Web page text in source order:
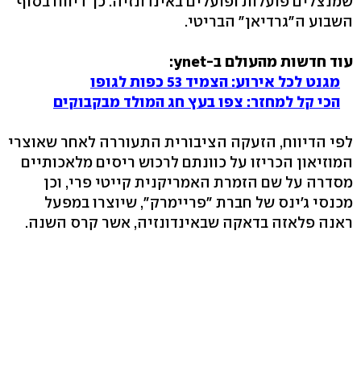
השבוע ה"גרדיאן" הבריטי.
עוד חדשות מהעולם ב-ynet:
מגנט לכל אירוע: הצמיד 53 כפות לגופו
הכי קל למחזר: צפו בעץ חג המולד מבקבוקים
לפי הדיווח, הזעקה הציבורית התעוררה לאחר שאוצרי
המוזיאון הכריזו על כוונתם לרכוש ריסים מלאכותיים
מסדרה על שם הזמרת האמריקנית קייטי פרי, וכן
מכנסי ג'ינס של חברת "פריימרק", שיוצרו במפעל
ראנה פלאזה בדאקה שבאינדונזיה, אשר קרס השנה.